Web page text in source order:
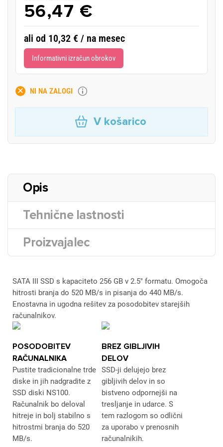
56,47 €
ali od 10,32 € / na mesec
Informativni izračun obrokov
NI NA ZALOGI
V košarico
Opis
Tehnične lastnosti
Proizvajalec
SATA III SSD s kapaciteto 256 GB v 2.5" formatu. Omogoča
hitrosti branja do 520 MB/s in pisanja do 440 MB/s.
Enostavna in ugodna rešitev za posodobitev starejših
računalnikov.
POSODOBITEV
RAČUNALNIKA
Pustite tradicionalne trde
diske in jih nadgradite z
SSD diski NS100.
Računalnik bo deloval
hitreje in bolj stabilno s
hitrostmi branja do 520
MB/s.
BREZ GIBLJIVIH
DELOV
SSD-ji delujejo brez
gibljivih delov in so
bistveno odpornejši na
tresljanje in udarce. S
tem razlogom so odlični
za uporabo v prenosnih
računalnikih.